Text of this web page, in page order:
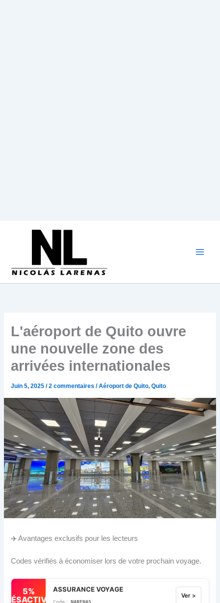
L'aéroport de Quito ouvre
une nouvelle zone des
arrivées internationales
Juin 5, 2025/2 commentaires /Aéroport de Quito,Quito
✈️ Avantages exclusifs pour les lecteurs
Codes vérifiés à économiser lors de votre prochain voyage.
5%
DÉSACTIVÉ
ASSURANCE VOYAGE
NARENAS
Ver >